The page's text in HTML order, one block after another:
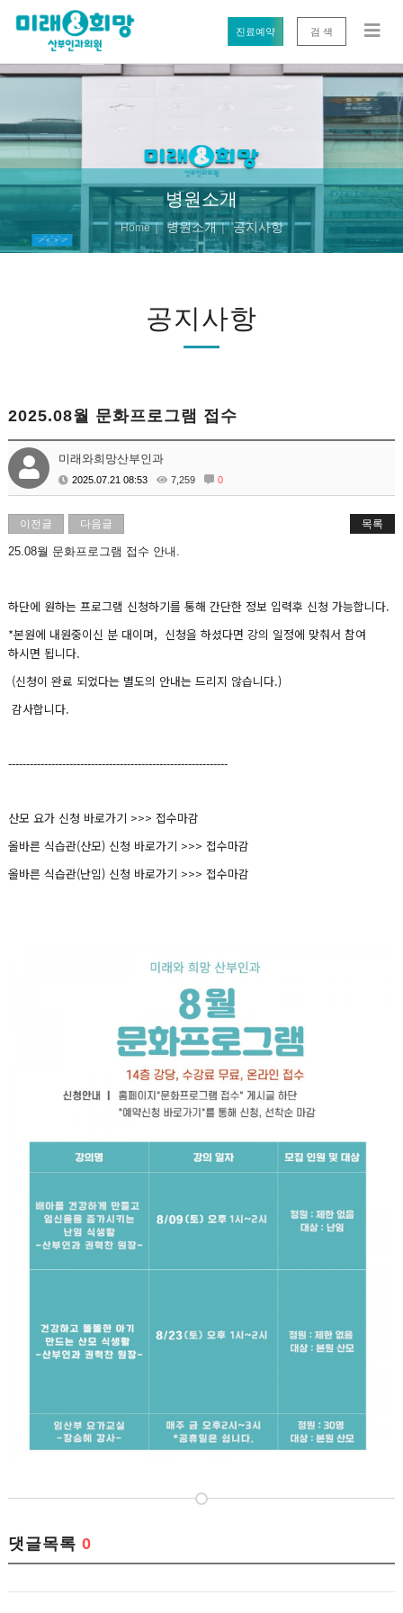
진료예약 검 색
병원소개
Home 병원소개 공지사항
공지사항
2025.08월 문화프로그램 접수
미래와희망산부인과
2025.07.21 08:53 7,259 0
이전글 다음글 목록
25.08월 문화프로그램 접수 안내.
하단에 원하는 프로그램 신청하기를 통해 간단한 정보 입력후 신청 가능합니다.
*본원에 내원중이신 분 대이며, 신청을 하셨다면 강의 일정에 맞춰서 참여
하시면 됩니다.
(신청이 완료 되었다는 별도의 안내는 드리지 않습니다.)
감사합니다.
-------------------------------------------------------------
산모 요가 신청 바로가기 >>> 접수마감
올바른 식습관(산모) 신청 바로가기 >>> 접수마감
올바른 식습관(난임) 신청 바로가기 >>> 접수마감
댓글목록0